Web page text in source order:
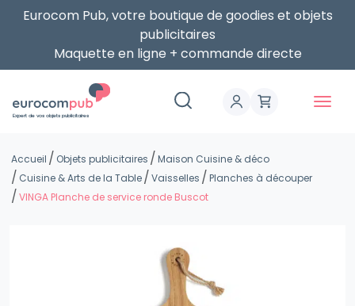
Eurocom Pub, votre boutique de goodies et objets
publicitaires
Maquette en ligne + commande directe
Expert de vos objets publicitaires
Accueil Objets publicitaires
Maison Cuisine & déco
Cuisine & Arts de la Table
Vaisselles
Planches à découper
VINGA Planche de service ronde Buscot